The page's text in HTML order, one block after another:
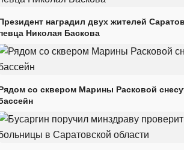
наградил двух жителей
Николая Баскова
со сквером Марины Расковой